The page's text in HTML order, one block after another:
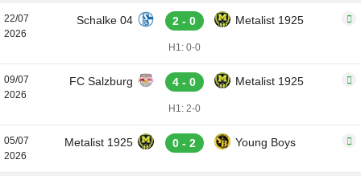
22/07
2026
Schalke 04 2 - 0 Metalist 1925
H1: 0-0
09/07
2026
FC Salzburg 4 - 0 Metalist 1925
H1: 2-0
05/07
2026
Metalist 1925 0 - 2 Young Boys